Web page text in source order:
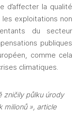
d’affecter la qualité
exploitations non
du secteur
publiques
comme cela
climatiques.
zničily půlku úrody
», article